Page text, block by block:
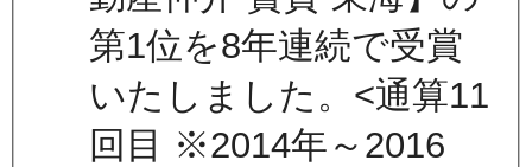
第1位を8年連続で受賞
いたしました。<通算11
回目 ※2014年～2016